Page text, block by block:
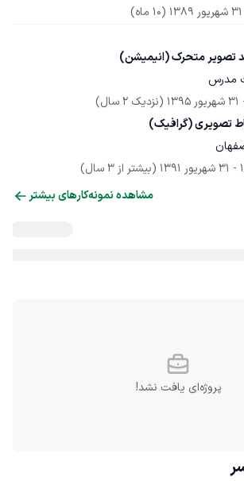
31 شهریور 1389
(10 ماه)
تصویر متحرک (انیمیشن)
مدرس
31 شهریور 1395
(نزدیک 2 سال)
تصویری (گرافیک)
- 31 شهریور 1391 (بیشتر از 3 سال)
مشاهده نمونه‌کارهای بیشتر
پروژه‌ای یافت نشد!